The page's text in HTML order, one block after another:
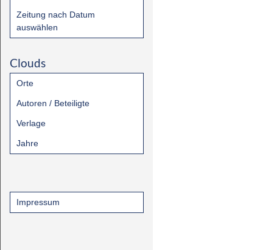
Zeitung nach Datum
auswählen
Clouds
Orte
Autoren / Beteiligte
Verlage
Jahre
Impressum